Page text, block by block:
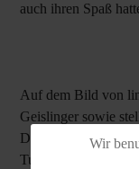
auch ihren Spaß
Auf dem Bild von
Geislinger sowie
Doppelpartner
Turniers aufbrechen
Wir